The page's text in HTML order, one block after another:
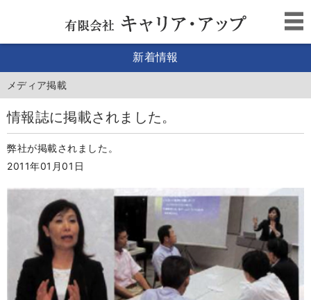
新着情報
メディア掲載
情報誌に掲載されました。
弊社が掲載されました。
2011年01月01日